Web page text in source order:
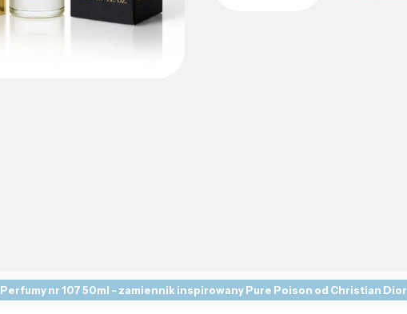
Perfumy nr 107 50ml - zamiennik inspirowany Pure Poison od Christian Dior